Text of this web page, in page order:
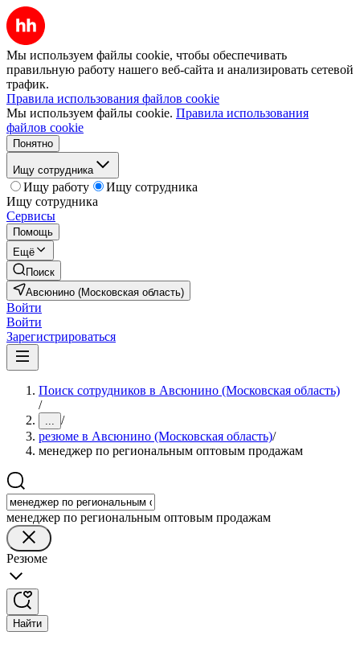
Мы используем файлы cookie, чтобы обеспечивать
правильную работу нашего веб-сайта и анализировать сетевой
трафик.
Правила использования файлов cookie
Мы используем файлы cookie. Правила использования
файлов cookie
Понятно
Ищу сотрудника
Ищу работу
Ищу сотрудника
Ищу сотрудника
Сервисы
Помощь
Ещё
Поиск
Авсюнино (Московская область)
Войти
Войти
Зарегистрироваться
Поиск сотрудников в Авсюнино (Московская область)
/
... /
резюме в Авсюнино (Московская область)/
менеджер по региональным оптовым продажам
менеджер по региональным оптовым продажам
Резюме
Найти